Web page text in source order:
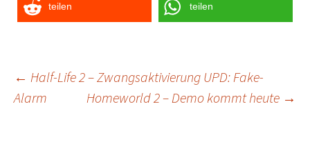
teilen teilen
Post
← Half-Life 2 – Zwangsaktivierung UPD: Fake-
Alarm
Homeworld 2 – Demo kommt heute →